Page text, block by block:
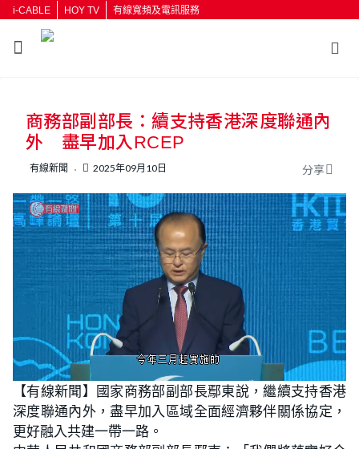
i-CABLE HOY TV 有線寬頻及電訊服務
按輸入鍵開始搜尋
商務部副部長：續支持香港深度聯通內
外 盡早加入RCEP
有線新聞 2025年09月10日 分享
n
m
t
e
o
a
d
e
d
:
【有線新聞】國家商務部副部長鄢東說，繼續支持香港
深度聯通內外，盡早加入區域全面經濟夥伴關係協定，
更好融入共建一帶一路。